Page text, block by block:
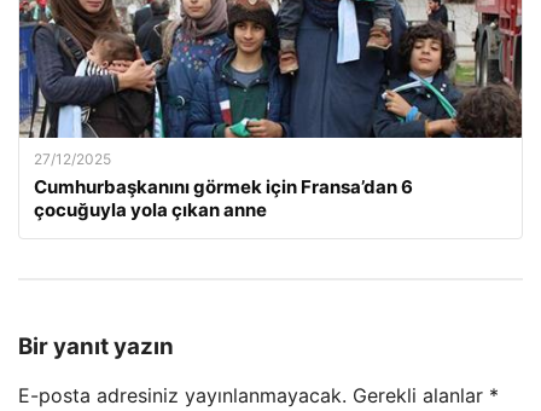
27/12/2025
Cumhurbaşkanını görmek için Fransa’dan 6
çocuğuyla yola çıkan anne
Bir yanıt yazın
E-posta adresiniz yayınlanmayacak. Gerekli alanlar *